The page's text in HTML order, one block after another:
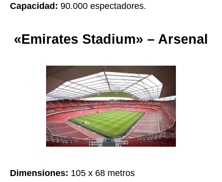
Capacidad: 90.000 espectadores.
«Emirates Stadium» – Arsenal
Dimensiones: 105 x 68 metros